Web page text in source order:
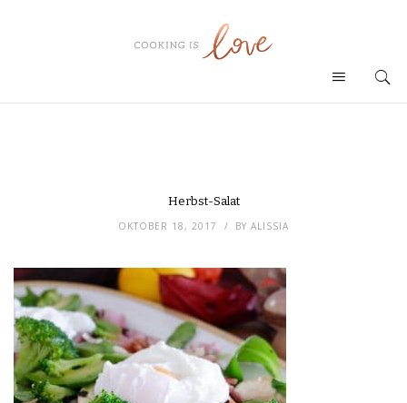
Herbst-Salat
OKTOBER 18, 2017 BY ALISSIA